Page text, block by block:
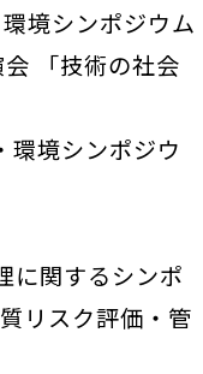
境シンポジウム
「技術の社会
環境シンポジウ
関するシンポ
リスク評価・管